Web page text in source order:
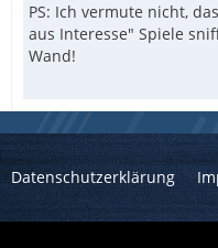
PS: Ich vermute nicht,
aus Interesse" Spiele
Wand!
Datenschutzerklärung